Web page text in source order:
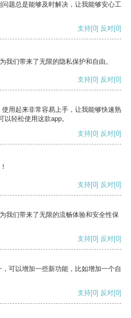
题总是能够及时解决，让我能够安心工
支持[0] 反对[0]
我们带来了无限的隐私保护和自由。
支持[0] 反对[0]
用起来非常容易上手，让我能够快速熟
轻松使用这款app。
支持[0] 反对[0]
支持[0] 反对[0]
我们带来了无限的流畅体验和安全性保
支持[0] 反对[0]
可以增加一些新功能，比如增加一个自
支持[0] 反对[0]